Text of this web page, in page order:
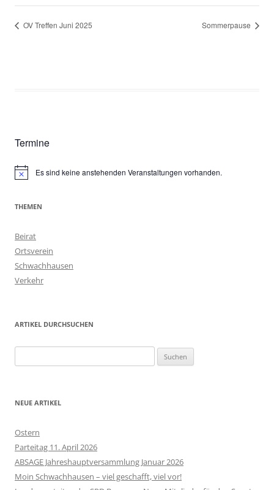
OV Treffen Juni 2025 Sommerpause
Termine
HinweisEs sind keine anstehenden Veranstaltungen vorhanden.
THEMEN
Beirat
Ortsverein
Schwachhausen
Verkehr
ARTIKEL DURCHSUCHEN
nach:
NEUE ARTIKEL
Ostern
Parteitag 11. April 2026
ABSAGE Jahreshauptversammlung Januar 2026
Moin Schwachhausen – viel geschafft, viel vor!